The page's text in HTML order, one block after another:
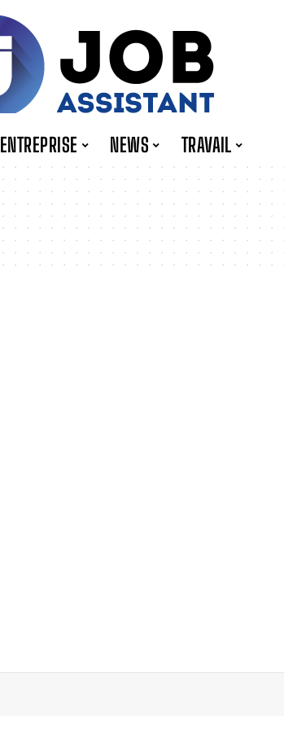
ENTREPRISE NEWS TRAVAIL